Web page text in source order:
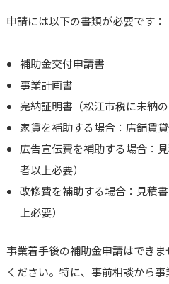
申請には以下の書類が必要です：
補助金交付申請書
事業計画書
完納証明書（松江市税に未納の
家賃を補助する場合：店舗賃
広告宣伝費を補助する場合：
者以上必要）
改修費を補助する場合：見積
上必要）
事業着手後の補助金申請はでき
ください。特に、事前相談から